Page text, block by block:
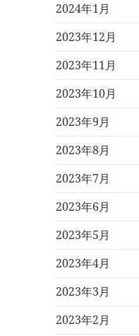
2024年1月
2023年12月
2023年11月
2023年10月
2023年9月
2023年8月
2023年7月
2023年6月
2023年5月
2023年4月
2023年3月
2023年2月